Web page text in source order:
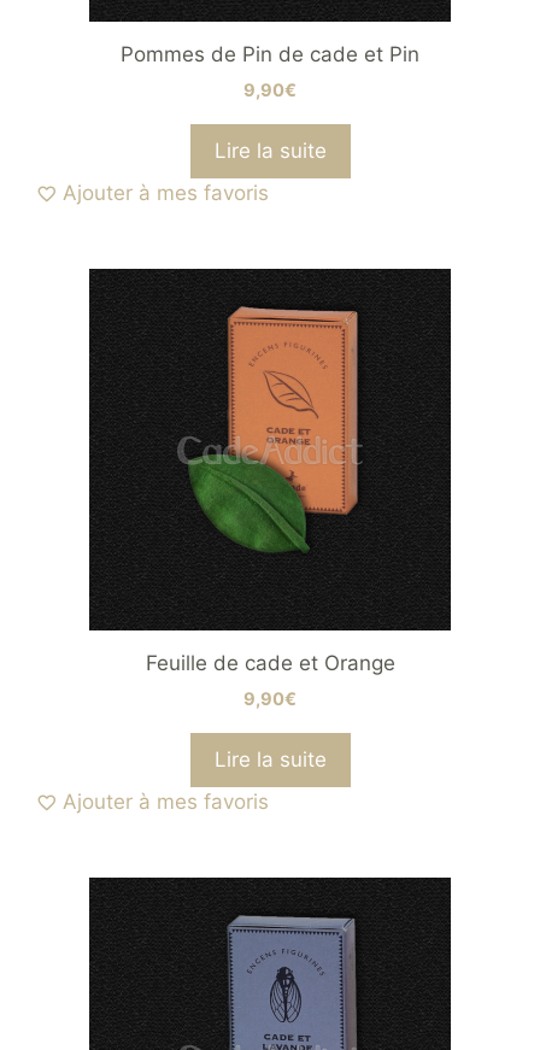
Pommes de Pin de cade et Pin
9,90€
Lire la suite
Ajouter à mes favoris
Feuille de cade et Orange
9,90€
Lire la suite
Ajouter à mes favoris